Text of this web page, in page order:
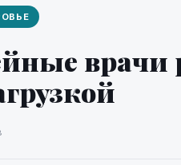
врачи